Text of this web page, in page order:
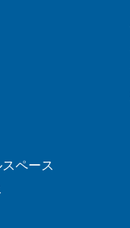
ペース